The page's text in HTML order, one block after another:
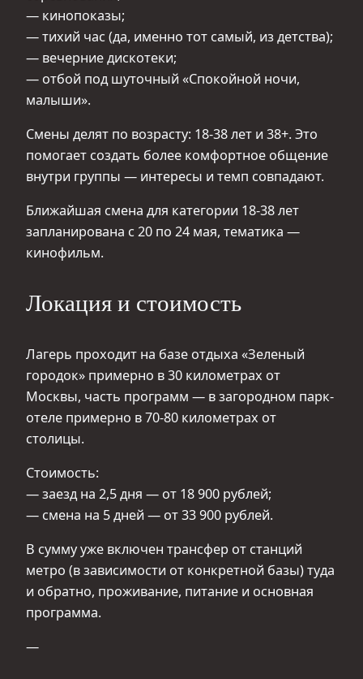
— кинопоказы;
— тихий час (да, именно тот самый, из детства);
— вечерние дискотеки;
— отбой под шуточный «Спокойной ночи,
малыши».
Смены делят по возрасту: 18-38 лет и 38+. Это
помогает создать более комфортное общение
внутри группы — интересы и темп совпадают.
Ближайшая смена для категории 18-38 лет
запланирована с 20 по 24 мая, тематика —
кинофильм.
Локация и стоимость
Лагерь проходит на базе отдыха «Зеленый
городок» примерно в 30 километрах от
Москвы, часть программ — в загородном парк-
отеле примерно в 70-80 километрах от
столицы.
Стоимость:
— заезд на 2,5 дня — от 18 900 рублей;
— смена на 5 дней — от 33 900 рублей.
В сумму уже включен трансфер от станций
метро (в зависимости от конкретной базы) туда
и обратно, проживание, питание и основная
программа.
—